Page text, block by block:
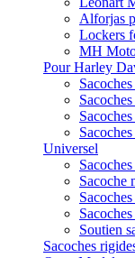
Alforjas
Lockers
MH
Pour Harley
Universel
Sacoche
Soutien
Sacoches